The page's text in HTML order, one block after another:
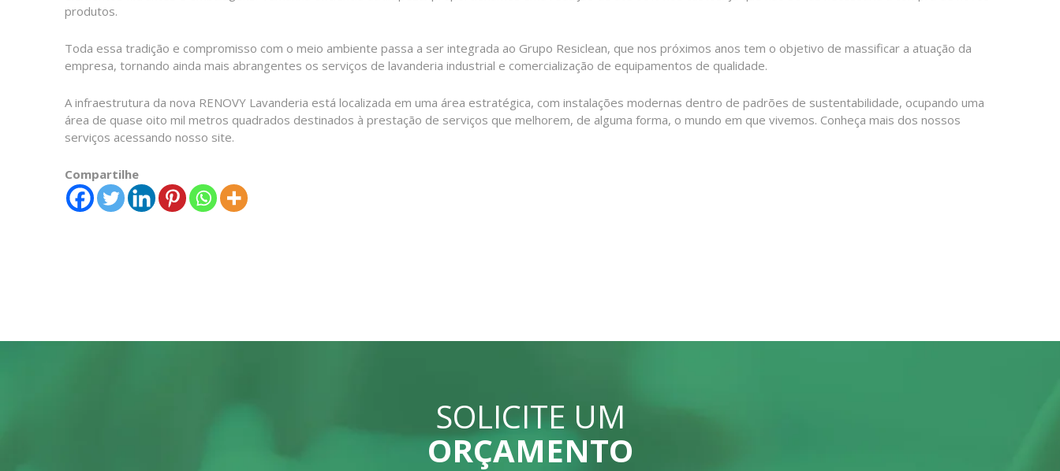
produtos.
Toda essa tradição e compromisso com o meio ambiente passa a ser integrada ao Grupo Resiclean, que nos próximos anos tem o objetivo de massificar a atuação da
empresa, tornando ainda mais abrangentes os serviços de lavanderia industrial e comercialização de equipamentos de qualidade.
A infraestrutura da nova RENOVY Lavanderia está localizada em uma área estratégica, com instalações modernas dentro de padrões de sustentabilidade, ocupando uma
área de quase oito mil metros quadrados destinados à prestação de serviços que melhorem, de alguma forma, o mundo em que vivemos. Conheça mais dos nossos
serviços acessando nosso site.
Compartilhe
SOLICITE UM
ORÇAMENTO